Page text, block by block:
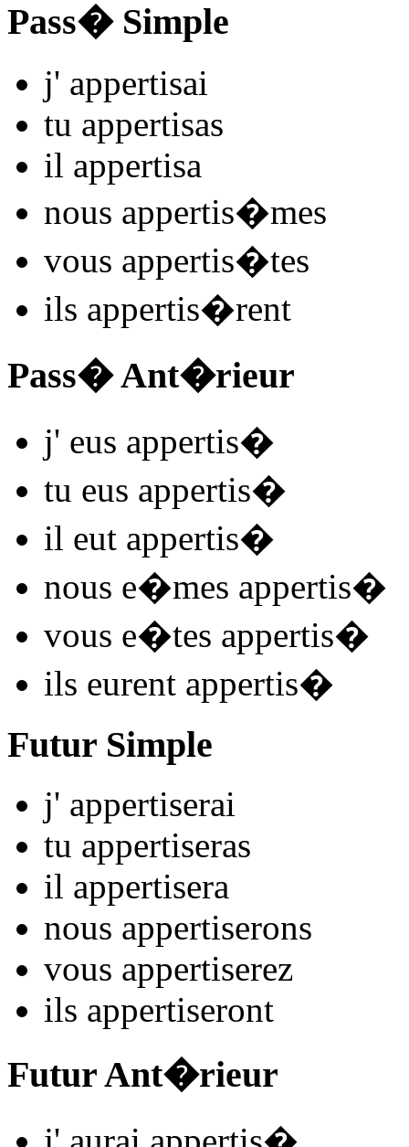
Pass� Simple
j' appertisai
tu appertisas
il appertisa
nous appertis�mes
vous appertis�tes
ils appertis�rent
Pass� Ant�rieur
j' eus appertis�
tu eus appertis�
il eut appertis�
nous e�mes appertis�
vous e�tes appertis�
ils eurent appertis�
Futur Simple
j' appertiserai
tu appertiseras
il appertisera
nous appertiserons
vous appertiserez
ils appertiseront
Futur Ant�rieur